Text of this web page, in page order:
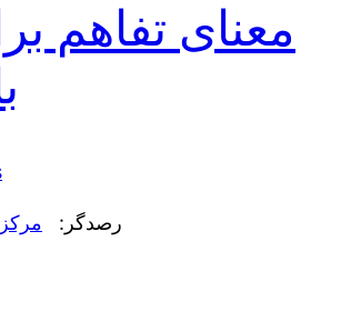
معنای تفاهم
رصدگر: